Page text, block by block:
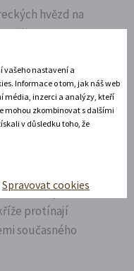
hvězd na
chrámu
v
stůl dýchá
protínají
současného
vašeho nastavení a
Informace o tom, jak náš web
média, inzerci a analýzy, kteří
mohou zkombinovat s dalšími
v důsledku toho, že
Spravovat cookies